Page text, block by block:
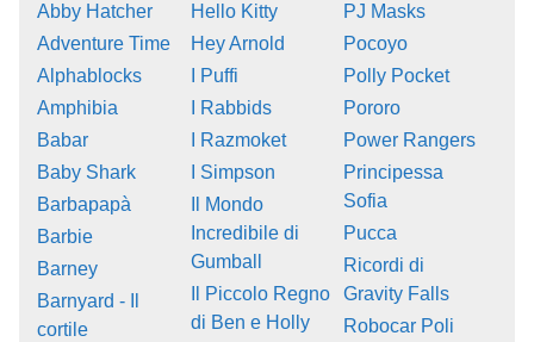
Abby Hatcher
Adventure Time
Alphablocks
Amphibia
Babar
Baby Shark
Barbapapà
Barbie
Barney
Barnyard - Il
cortile
Hello Kitty
Hey Arnold
I Puffi
I Rabbids
I Razmoket
I Simpson
Il Mondo
Incredibile di
Gumball
Il Piccolo Regno
di Ben e Holly
PJ Masks
Pocoyo
Polly Pocket
Pororo
Power Rangers
Principessa
Sofia
Pucca
Ricordi di
Gravity Falls
Robocar Poli